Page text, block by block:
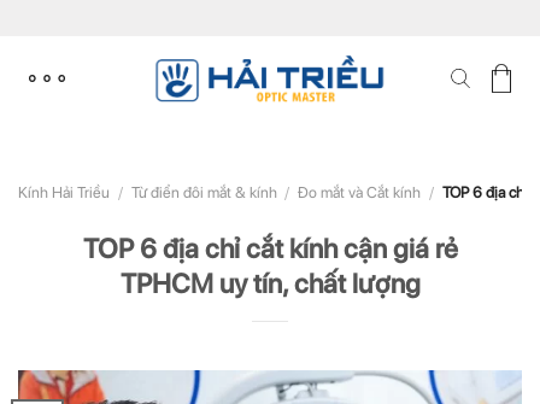
content
Kính Hải Triều / Từ điển đôi mắt & kính / Đo mắt và Cắt kính / TOP 6 địa chỉ
TOP 6 địa chỉ cắt kính cận giá rẻ
TPHCM uy tín, chất lượng